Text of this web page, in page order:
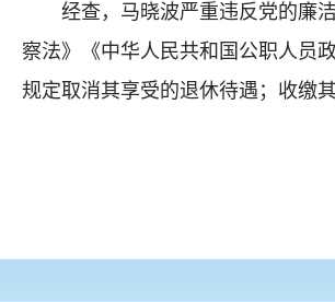
经查，马晓波严重违反党的廉
察法》《中华人民共和国公职人员
规定取消其享受的退休待遇；收缴